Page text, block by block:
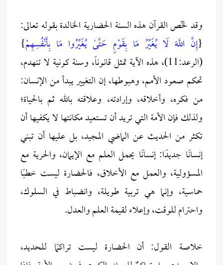
وقد لخّص القرآن هذه السنة الحضارية الخالدة بقوله تعالى:
{إِنَّ اللَّهَ لَا يُغَيِّرُ مَا بِقَوْمٍ حَتَّىٰ يُغَيِّرُوا مَا بِأَنْفُسِهِمْ}
(الرعد:11)، هذه الآية تمثل قانوناً، وسنة كونية لا تنهدم،
تحكم صعود الأمم، وهبوطها، إن التغيير يبدأ من الإنسان:
من فكره، وأخلاقه، وإرادته، وعلاقته بالله ثم بالحياة؛
ولذلك فإن الأمة التي تريد أن تستعيد مكانتها لا يكفيها أن
تكثر من الحديث عن الماضي المجيد، بل عليها أن تبني
إنسانًا جديدًا: إنسانًا يحمل العلم مع الإيمان، والحرية مع
المسؤولية، والعمل مع الأخلاق، فالحضارة ليست خطبًا
حماسية، وإنما هي تربية طويلة، وانضباط في السلوك،
واحترام للوقت، وإعلاء لقيمة العلم والعدل.
خلاصة القول: أن الحضارة ليست تراكمًا للحديد،